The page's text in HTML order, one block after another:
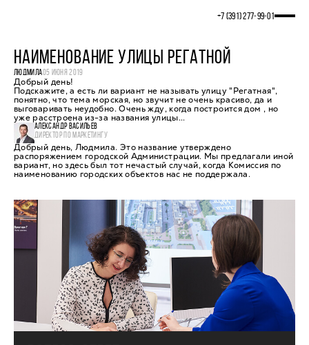
+7 (391) 277‒99‒01
НАИМЕНОВАНИЕ УЛИЦЫ РЕГАТНОЙ
ЛЮДМИЛА05 ИЮНЯ 2019
Добрый день!
Подскажите, а есть ли вариант не называть улицу "Регатная",
понятно, что тема морская, но звучит не очень красиво, да и
выговаривать неудобно. Очень жду, когда построится дом , но
уже расстроена из-за названия улицы...
АЛЕКСАНДР ВАСИЛЬЕВ
ДИРЕКТОР ПО МАРКЕТИНГУ
Добрый день, Людмила. Это название утверждено
распоряжением городской Администрации. Мы предлагали иной
вариант, но здесь был тот нечастый случай, когда Комиссия по
наименованию городских объектов нас не поддержала.